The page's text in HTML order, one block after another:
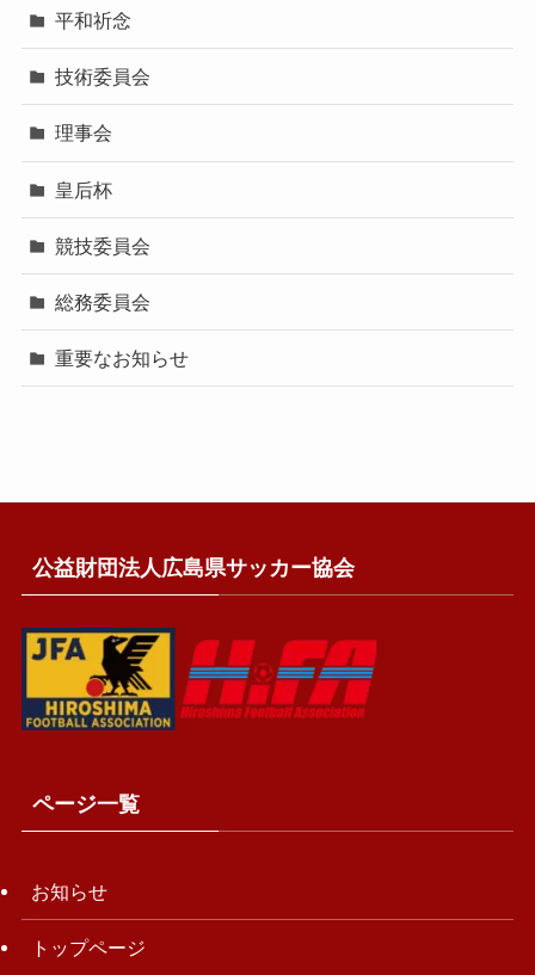
平和祈念
技術委員会
理事会
皇后杯
競技委員会
総務委員会
重要なお知らせ
公益財団法人広島県サッカー協会
ページ一覧
お知らせ
トップページ